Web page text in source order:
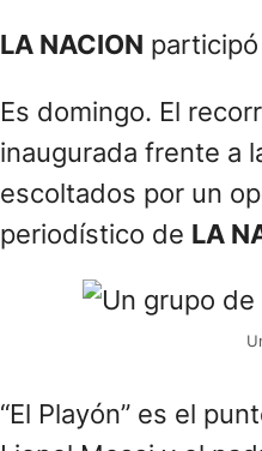
“El Playón” es el
Lionel Messi y el
“A partir de este
alternativa y
organizadora de